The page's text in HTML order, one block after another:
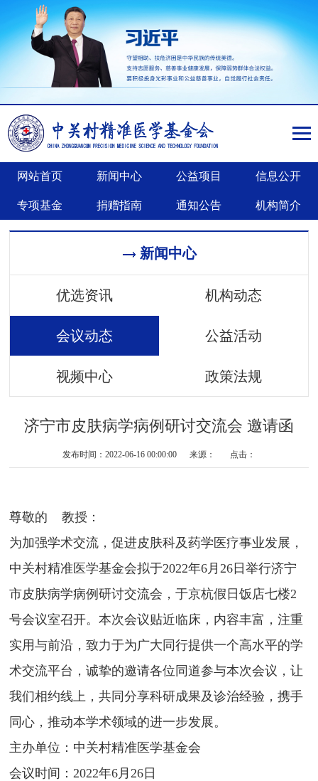
网站首页 新闻中心 公益项目 信息公开
专项基金 捐赠指南 通知公告 机构简介
新闻中心
优选资讯 机构动态
会议动态 公益活动
视频中心 政策法规
济宁市皮肤病学病例研讨交流会 邀请函
发布时间：2022-06-16 00:00:00 来源： 点击：
尊敬的 教授：
为加强学术交流，促进皮肤科及药学医疗事业发展，
中关村精准医学基金会拟于2022年6月26日举行济宁
市皮肤病学病例研讨交流会，于京杭假日饭店七楼2
号会议室召开。本次会议贴近临床，内容丰富，注重
实用与前沿，致力于为广大同行提供一个高水平的学
术交流平台，诚挚的邀请各位同道参与本次会议，让
我们相约线上，共同分享科研成果及诊治经验，携手
同心，推动本学术领域的进一步发展。
主办单位：中关村精准医学基金会
会议时间：2022年6月26日